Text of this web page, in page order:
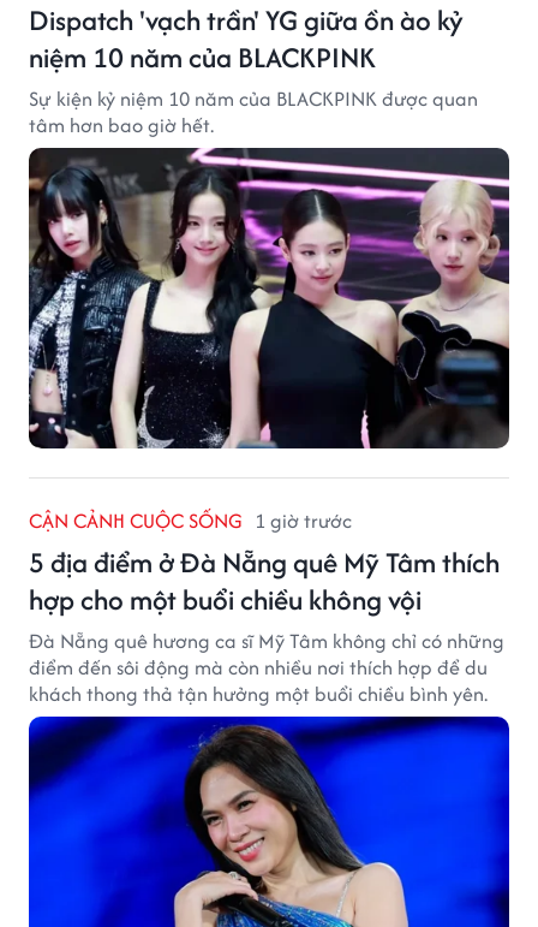
Dispatch 'vạch trần' YG giữa ồn ào kỷ
niệm 10 năm của BLACKPINK
Sự kiện kỷ niệm 10 năm của BLACKPINK được quan
tâm hơn bao giờ hết.
CẬN CẢNH CUỘC SỐNG 1 giờ trước
5 địa điểm ở Đà Nẵng quê Mỹ Tâm thích
hợp cho một buổi chiều không vội
Đà Nẵng quê hương ca sĩ Mỹ Tâm không chỉ có những
điểm đến sôi động mà còn nhiều nơi thích hợp để du
khách thong thả tận hưởng một buổi chiều bình yên.